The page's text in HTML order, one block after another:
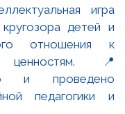
игра
детей и
отношения к
ценностям. 📍
и проведено
педагогики и